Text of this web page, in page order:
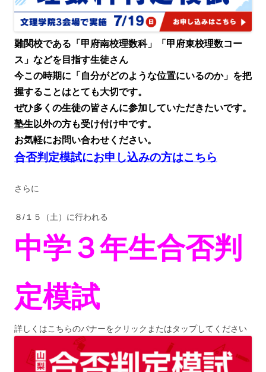
難関校である「甲府南校理数科」「甲府東校理数コー
ス」などを目指す生徒さん
今この時期に「自分がどのような位置にいるのか」を把
握することはとても大切です。
ぜひ多くの生徒の皆さんに参加していただきたいです。
塾生以外の方も受け付け中です。
お気軽にお問い合わせください。
合否判定模試にお申し込みの方はこちら
さらに
８/１５（土）に行われる
中学３年生合否判
定模試
詳しくはこちらのバナーをクリックまたはタップしてください